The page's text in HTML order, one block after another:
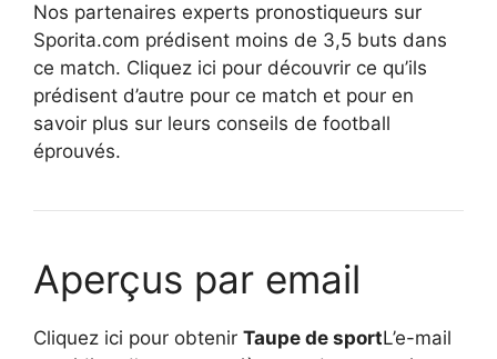
Nos partenaires experts pronostiqueurs sur
Sporita.com prédisent moins de 3,5 buts dans
ce match. Cliquez ici pour découvrir ce qu’ils
prédisent d’autre pour ce match et pour en
savoir plus sur leurs conseils de football
éprouvés.
Aperçus par email
Cliquez ici pour obtenir Taupe de sportL’e-mail